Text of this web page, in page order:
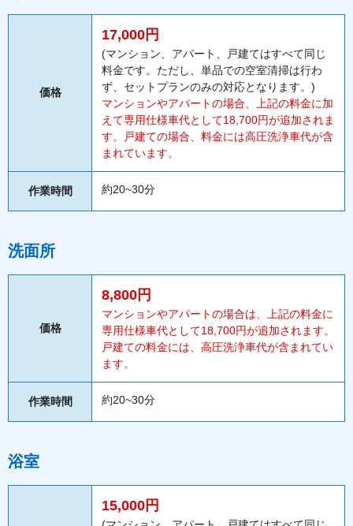
価格
17,000円
(マンション、アパート、戸建てはすべて同じ
料金です。ただし、単品での空室清掃は行わ
ず、セットプランのみの対応となります。)
マンションやアパートの場合、上記の料金に加
えて専用仕様車代として18,700円が追加されま
す。戸建ての場合、料金には高圧洗浄車代が含
まれています。
作業時間 約20~30分
洗面所
価格
8,800円
マンションやアパートの場合は、上記の料金に
専用仕様車代として18,700円が追加されます。
戸建ての料金には、高圧洗浄車代が含まれてい
ます。
作業時間 約20~30分
浴室
15,000円